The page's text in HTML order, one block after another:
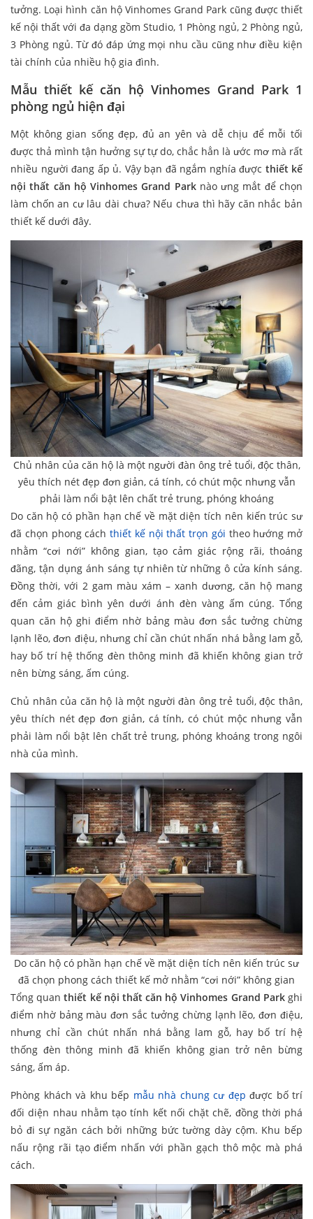
tưởng. Loại hình căn hộ Vinhomes Grand Park cũng được thiết
kế nội thất với đa dạng gồm Studio, 1 Phòng ngủ, 2 Phòng ngủ,
3 Phòng ngủ. Từ đó đáp ứng mọi nhu cầu cũng như điều kiện
tài chính của nhiều hộ gia đình.
Mẫu thiết kế căn hộ Vinhomes Grand Park 1
phòng ngủ hiện đại
Một không gian sống đẹp, đủ an yên và dễ chịu để mỗi tối
được thả mình tận hưởng sự tự do, chắc hẳn là ước mơ mà rất
nhiều người đang ấp ủ. Vậy bạn đã ngắm nghía được thiết kế
nội thất căn hộ Vinhomes Grand Parknào ưng mắt để chọn
làm chốn an cư lâu dài chưa? Nếu chưa thì hãy căn nhắc bản
thiết kế dưới đây.
Chủ nhân của căn hộ là một người đàn ông trẻ tuổi, độc thân,
yêu thích nét đẹp đơn giản, cá tính, có chút mộc nhưng vẫn
phải làm nổi bật lên chất trẻ trung, phóng khoáng
Do căn hộ có phần hạn chế về mặt diện tích nên kiến trúc sư
đã chọn phong cách thiết kế nội thất trọn gói theo hướng mở
nhằm “cơi nới” không gian, tạo cảm giác rộng rãi, thoáng
đãng, tận dụng ánh sáng tự nhiên từ những ô cửa kính sáng.
Đồng thời, với 2 gam màu xám – xanh dương, căn hộ mang
đến cảm giác bình yên dưới ánh đèn vàng ấm cúng. Tổng
quan căn hộ ghi điểm nhờ bảng màu đơn sắc tưởng chừng
lạnh lẽo, đơn điệu, nhưng chỉ cần chút nhấn nhá bằng lam gỗ,
hay bố trí hệ thống đèn thông minh đã khiến không gian trở
nên bừng sáng, ấm cúng.
Chủ nhân của căn hộ là một người đàn ông trẻ tuổi, độc thân,
yêu thích nét đẹp đơn giản, cá tính, có chút mộc nhưng vẫn
phải làm nổi bật lên chất trẻ trung, phóng khoáng trong ngôi
nhà của mình.
Do căn hộ có phần hạn chế về mặt diện tích nên kiến trúc sư
đã chọn phong cách thiết kế mở nhằm “cơi nới” không gian
Tổng quanthiết kế nội thất căn hộ Vinhomes Grand Parkghi
điểm nhờ bảng màu đơn sắc tưởng chừng lạnh lẽo, đơn điệu,
nhưng chỉ cần chút nhấn nhá bằng lam gỗ, hay bố trí hệ
thống đèn thông minh đã khiến không gian trở nên bừng
sáng, ấm áp.
Phòng khách và khu bếp mẫu nhà chung cư đẹp được bố trí
đối diện nhau nhằm tạo tính kết nối chặt chẽ, đồng thời phá
bỏ đi sự ngăn cách bởi những bức tường dày cộm. Khu bếp
nấu rộng rãi tạo điểm nhấn với phần gạch thô mộc mà phá
cách.